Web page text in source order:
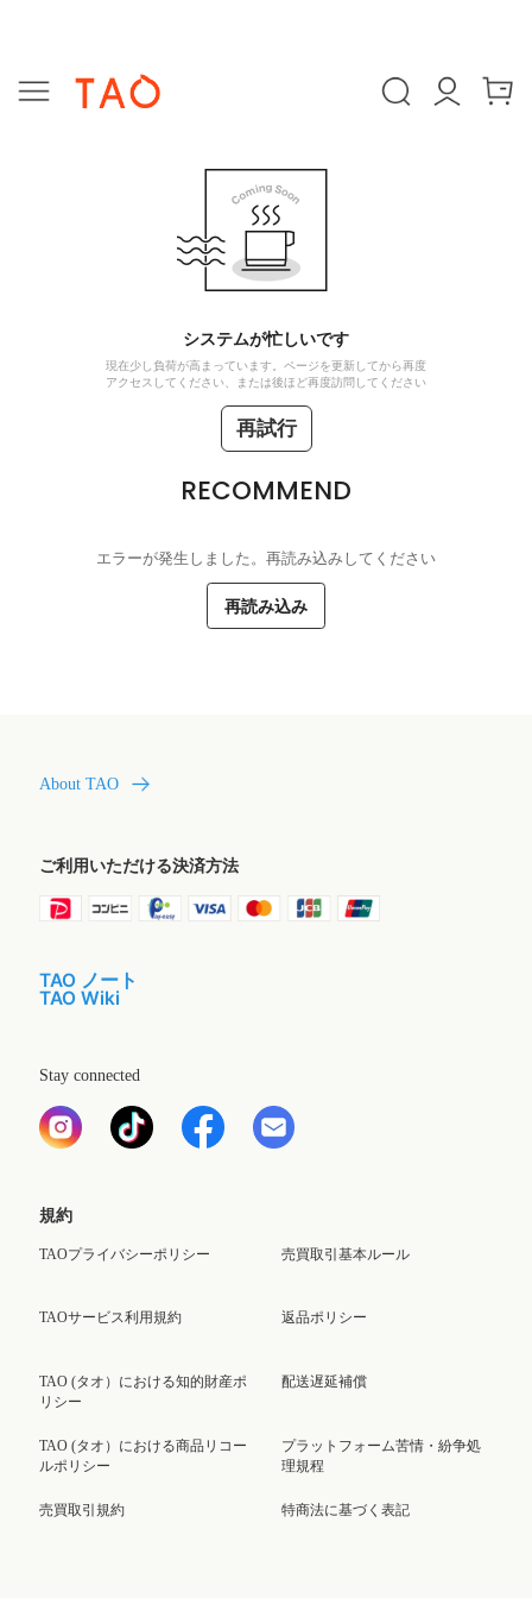
システムが忙しいです
現在少し負荷が高まっています。ページを更新してから再度
アクセスしてください、または後ほど再度訪問してください
再試行
RECOMMEND
エラーが発生しました。再読み込みしてください
再読み込み
About TAO
ご利用いただける決済方法
TAO ノート
TAO Wiki
Stay connected
規約
TAOプライバシーポリシー
TAOサービス利用規約
TAO (タオ）における知的財産ポ
リシー
TAO (タオ）における商品リコー
ルポリシー
売買取引規約
売買取引基本ルール
返品ポリシー
配送遅延補償
プラットフォーム苦情・紛争処
理規程
特商法に基づく表記